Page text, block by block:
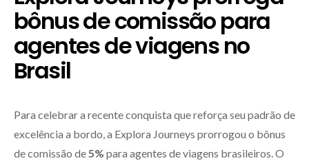
bônus de comissão para
agentes de viagens no
Brasil
Para celebrar a recente conquista que reforça seu padrão de
excelência a bordo, a Explora Journeys prorrogou o bônus
de comissão de 5% para agentes de viagens brasileiros. O